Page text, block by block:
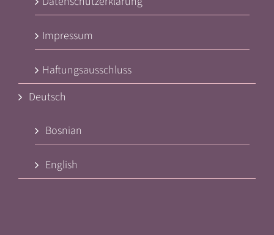
Impressum
Haftungsausschluss
Deutsch
Bosnian
English